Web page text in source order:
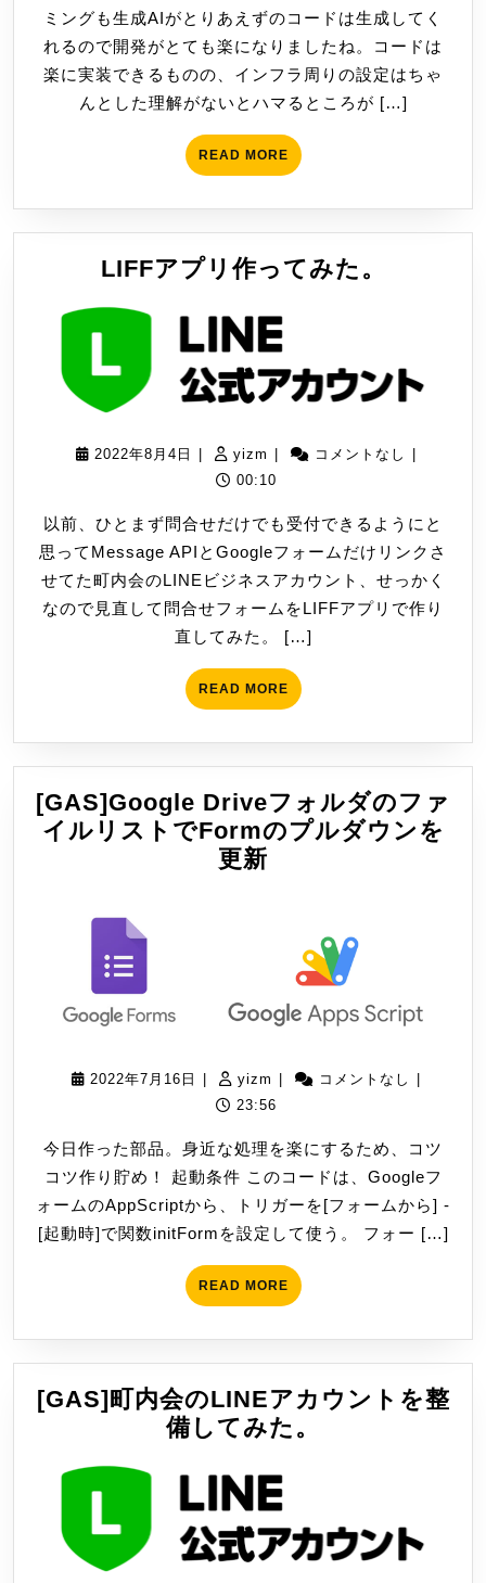
16
日
ミングも生成AIがとりあえずのコードは生成してく
れるので開発がとても楽になりましたね。コードは
楽に実装できるものの、インフラ周りの設定はちゃ
んとした理解がないとハマるところが […]
READ MOREREAD
MORE
LIFFアプリ作ってみた。
作
っ
み
2022年8月4日
2022
月
4
日
yizm yizm コメントなし
00:10
以前、ひとまず問合せだけでも受付できるようにと
思ってMessage APIとGoogleフォームだけリンクさ
せてた町内会のLINEビジネスアカウント、せっかく
なので見直して問合せフォームをLIFFアプリで作り
直してみた。 […]
READ MOREREAD
MORE
[GAS]Google Driveフォルダのファ
イルリストでFormのプルダウンを
更新
ダ
の
ァ
イ
ル
リ
ス
ト
Form
の
プ
ル
ダ
ウ
を
更
新
2022年7月16日
2022
年
月
16
日
yizm yizm コメントなし
23:56
今日作った部品。身近な処理を楽にするため、コツ
コツ作り貯め！ 起動条件 このコードは、Googleフ
ォームのAppScriptから、トリガーを[フォームから] -
[起動時]で関数initFormを設定して使う。 フォー […]
READ MOREREAD
MORE
[GAS]町内会のLINEアカウントを整
備してみた。
の
LINE